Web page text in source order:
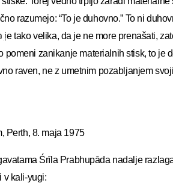
razumejo: “To je duhovno.” To ni
tako velika, da je ne more prenašati,
zanikanje materialnih stisk, to je
raven, ne z umetnim pozabljanjem
Perth, 8. maja 1975
Śrīla Prabhupāda nadalje
v kali-yugi: